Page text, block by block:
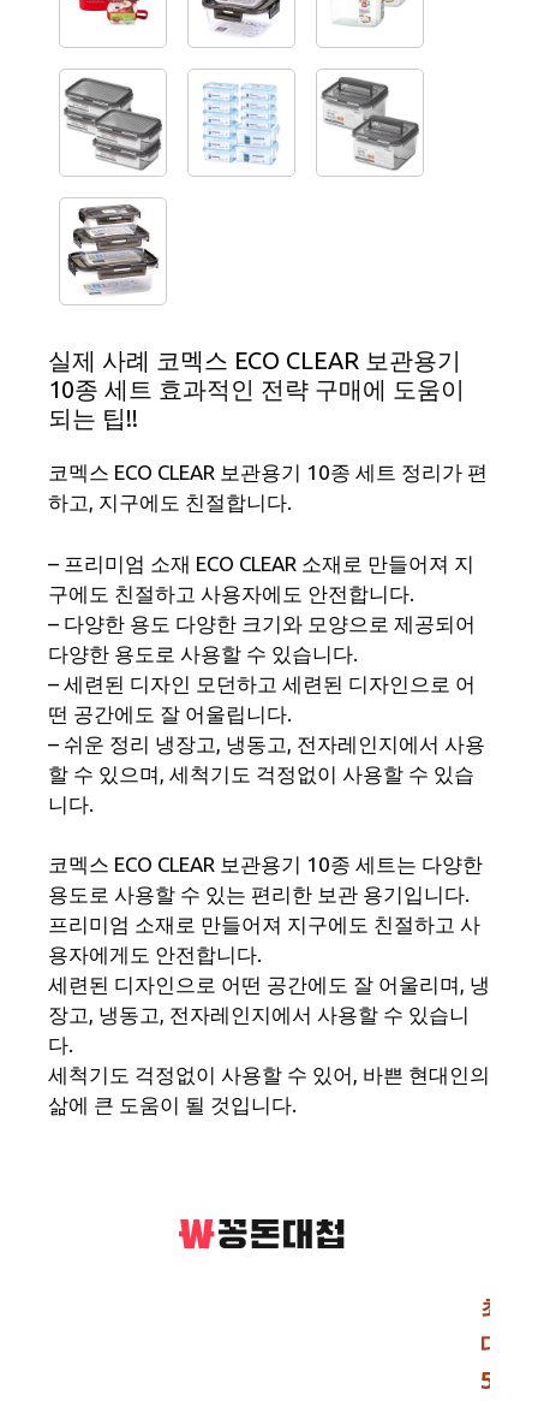
실제 사례 코멕스 ECO CLEAR 보관용기
10종 세트 효과적인 전략 구매에 도움이
되는 팁!!
코멕스 ECO CLEAR 보관용기 10종 세트 정리가 편
하고, 지구에도 친절합니다.
– 프리미엄 소재 ECO CLEAR 소재로 만들어져 지
구에도 친절하고 사용자에도 안전합니다.
– 다양한 용도 다양한 크기와 모양으로 제공되어
다양한 용도로 사용할 수 있습니다.
– 세련된 디자인 모던하고 세련된 디자인으로 어
떤 공간에도 잘 어울립니다.
– 쉬운 정리 냉장고, 냉동고, 전자레인지에서 사용
할 수 있으며, 세척기도 걱정없이 사용할 수 있습
니다.
코멕스 ECO CLEAR 보관용기 10종 세트는 다양한
용도로 사용할 수 있는 편리한 보관 용기입니다.
프리미엄 소재로 만들어져 지구에도 친절하고 사
용자에게도 안전합니다.
세련된 디자인으로 어떤 공간에도 잘 어울리며, 냉
장고, 냉동고, 전자레인지에서 사용할 수 있습니
다.
세척기도 걱정없이 사용할 수 있어, 바쁜 현대인의
삶에 큰 도움이 될 것입니다.
최
대
5